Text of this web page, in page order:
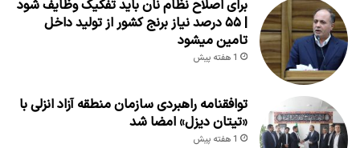
برای اصلاح نظام نان باید تفکیک وظایف شود
| ۵۵ درصد نیاز برنج کشور از تولید داخل
تامین میشود
1 هفته پیش
توافقنامه راهبردی سازمان منطقه آزاد انزلی با
«تیتان دیزل» امضا شد
1 هفته پیش